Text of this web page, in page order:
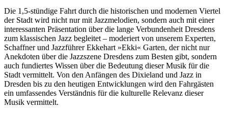
Die 1,5-stündige Fahrt durch die historischen und modernen Viertel
der Stadt wird nicht nur mit Jazzmelodien, sondern auch mit einer
interessanten Präsentation über die lange Verbundenheit Dresdens
zum klassischen Jazz begleitet – moderiert von unserem Experten,
Schaffner und Jazzführer Ekkehart »Ekki« Garten, der nicht nur
Anekdoten über die Jazzszene Dresdens zum Besten gibt, sondern
auch fundiertes Wissen über die Bedeutung dieser Musik für die
Stadt vermittelt. Von den Anfängen des Dixieland und Jazz in
Dresden bis zu den heutigen Entwicklungen wird den Fahrgästen
ein umfassendes Verständnis für die kulturelle Relevanz dieser
Musik vermittelt.